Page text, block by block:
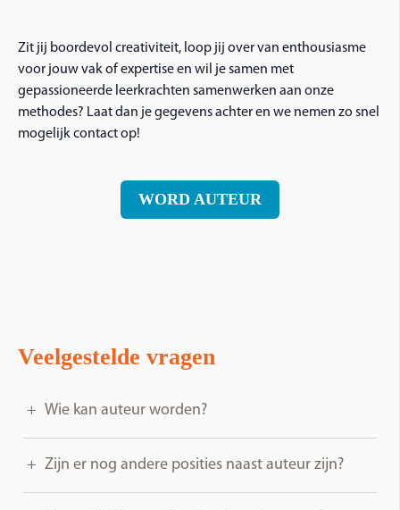
Zit jij boordevol creativiteit, loop jij over van enthousiasme
voor jouw vak of expertise en wil je samen met
gepassioneerde leerkrachten samenwerken aan onze
methodes? Laat dan je gegevens achter en we nemen zo snel
mogelijk contact op!
WORD AUTEUR
Veelgestelde vragen
Wie kan auteur worden?
Zijn er nog andere posities naast auteur zijn?